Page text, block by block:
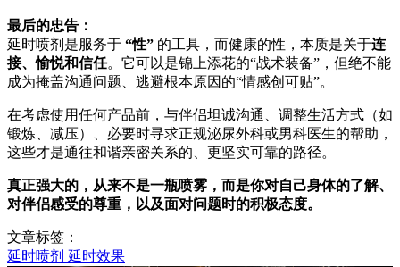
最后的忠告：
延时喷剂是服务于 “性” 的工具，而健康的性，本质是关于连
接、愉悦和信任。它可以是锦上添花的“战术装备”，但绝不能
成为掩盖沟通问题、逃避根本原因的“情感创可贴”。
在考虑使用任何产品前，与伴侣坦诚沟通、调整生活方式（如
锻炼、减压）、必要时寻求正规泌尿外科或男科医生的帮助，
这些才是通往和谐亲密关系的、更坚实可靠的路径。
真正强大的，从来不是一瓶喷雾，而是你对自己身体的了解、
对伴侣感受的尊重，以及面对问题时的积极态度。
文章标签：
延时喷剂 延时效果